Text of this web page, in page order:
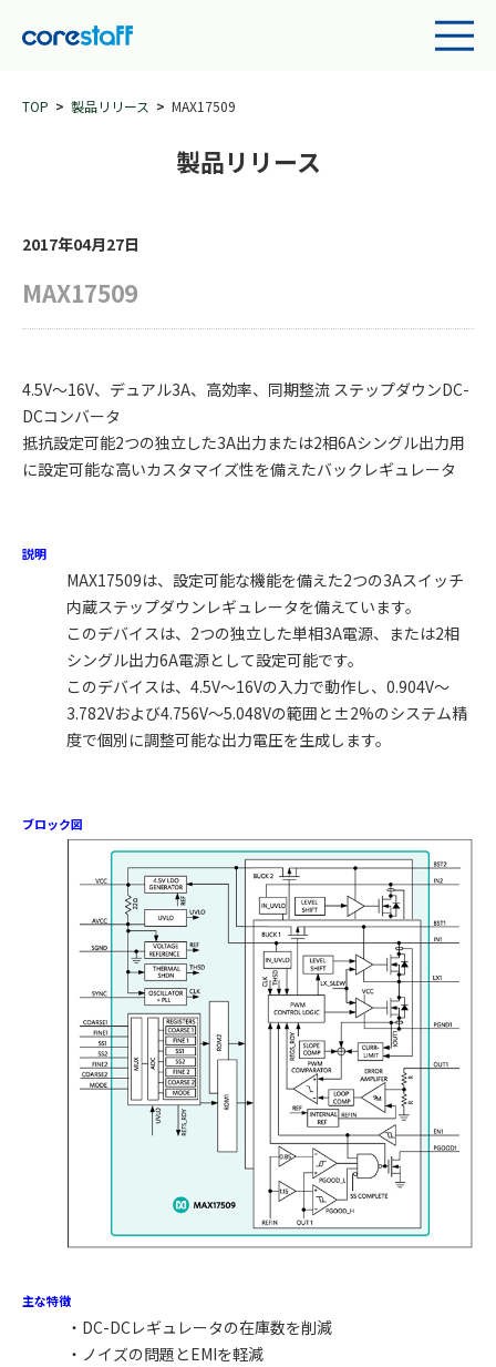
TOP 製品リリース MAX17509
製品リリース
2017年04月27日
MAX17509
4.5V～16V、デュアル3A、高効率、同期整流 ステップダウンDC-
DCコンバータ
抵抗設定可能2つの独立した3A出力または2相6Aシングル出力用
に設定可能な高いカスタマイズ性を備えたバックレギュレータ
説明
MAX17509は、設定可能な機能を備えた2つの3Aスイッチ
内蔵ステップダウンレギュレータを備えています。
このデバイスは、2つの独立した単相3A電源、または2相
シングル出力6A電源として設定可能です。
このデバイスは、4.5V～16Vの入力で動作し、0.904V～
3.782Vおよび4.756V～5.048Vの範囲と±2%のシステム精
度で個別に調整可能な出力電圧を生成します。
ブロック図
主な特徴
・DC-DCレギュレータの在庫数を削減
・ノイズの問題とEMIを軽減